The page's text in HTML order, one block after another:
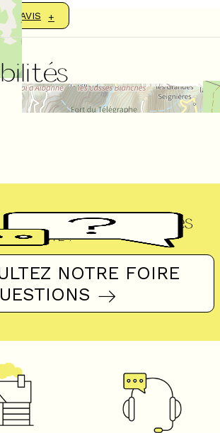
D'AVIS
Questions fréquentes
UN DOUTE ?
NOTRE FOIRE